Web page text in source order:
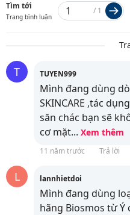
Tìm tới
Trang bình luận
/ 1
T TUYEN999
Mình đang dùng
SKINCARE ,tác
săn chác bạn sẽ
cơ mặt... Xem thêm
11 năm trước Trả lời
L lannhietdoi
Mình đang dùng
hãng Biosmos từ